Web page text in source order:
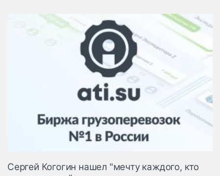
Сергей Когогин нашел "мечту каждого, кто